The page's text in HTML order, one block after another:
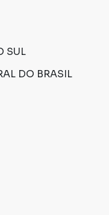
SUL
DO BRASIL